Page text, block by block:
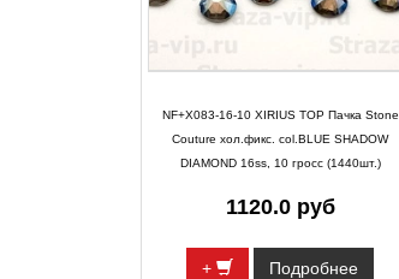
NF+X083-16-10 XIRIUS TOP Пачка Stone
Couture хол.фикс. col.BLUE SHADOW
DIAMOND 16ss, 10 гросс (1440шт.)
1120.0 руб
+ Подробнее